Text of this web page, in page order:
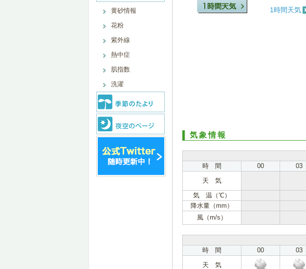
黄砂情報
花粉
紫外線
熱中症
肌指数
洗濯
1時間天気
気象情報
時 間
00 03
天 気
気 温（℃）
降水量（mm）
風（m/s）
時 間
00 03
天 気